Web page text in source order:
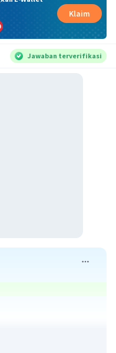
Klaim
Jawaban terverifikasi